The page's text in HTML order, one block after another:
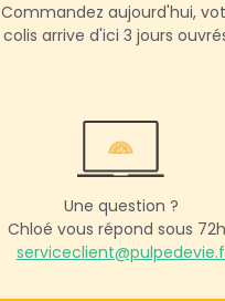
Commandez aujourd'hui,
colis arrive d'ici 3 jours
Une question ?
Chloé vous répond sous